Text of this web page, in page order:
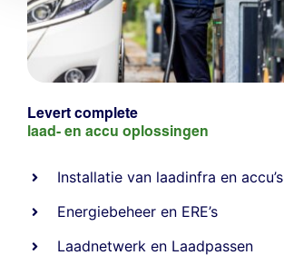
Levert complete
laad- en accu oplossingen
Installatie van laadinfra en accu’s
Energiebeheer en ERE’s
Laadnetwerk en Laadpassen